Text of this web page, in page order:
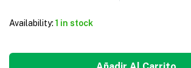
Availability: 1 in stock